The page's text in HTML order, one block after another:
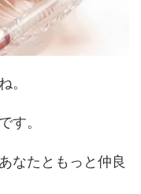
。
す。
なたともっと仲良